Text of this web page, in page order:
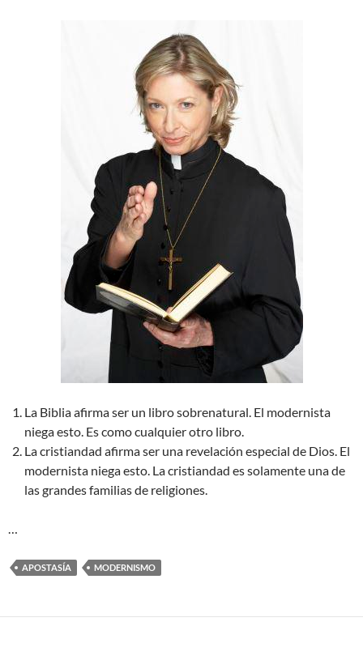
La Biblia afirma ser un libro sobrenatural. El modernista
niega esto. Es como cualquier otro libro.
La cristiandad afirma ser una revelación especial de Dios. El
modernista niega esto. La cristiandad es solamente una de
las grandes familias de religiones.
…
APOSTASÍA MODERNISMO